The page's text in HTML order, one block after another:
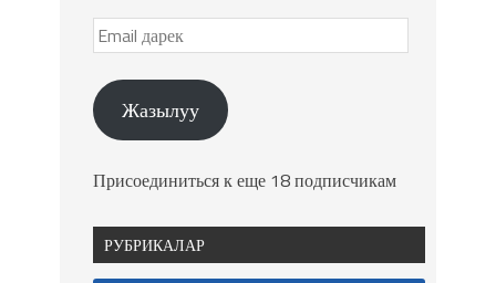
Жазылуу
Присоединиться к еще 18 подписчикам
РУБРИКАЛАР